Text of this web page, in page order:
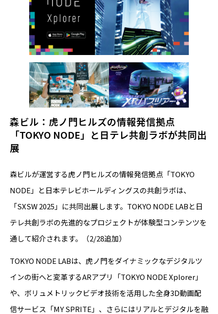
森ビル：虎ノ門ヒルズの情報発信拠点
「TOKYO NODE」と日テレ共創ラボが共同出
展
森ビルが運営する虎ノ門ヒルズの情報発信拠点「TOKYO
NODE」と日本テレビホールディングスの共創ラボは、
「SXSW 2025」に共同出展します。TOKYO NODE LABと日
テレ共創ラボの先進的なプロジェクトが体験型コンテンツを
通して紹介されます。（2/28追加）
TOKYO NODE LABは、虎ノ門をダイナミックなデジタルツ
インの街へと変革するARアプリ「TOKYO NODE Xplorer」
や、ボリュメトリックビデオ技術を活用した全身3D動画配
信サービス「MY SPRITE」、さらにはリアルとデジタルを融